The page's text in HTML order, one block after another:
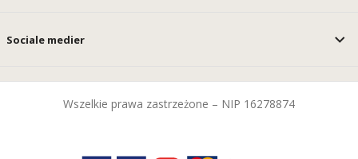
Sociale medier
Wszelkie prawa zastrzeżone – NIP 16278874